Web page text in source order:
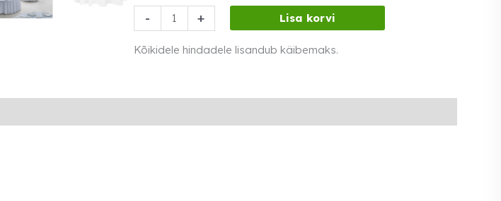
-
Laudlina
Ø250
valge
+ Lisa korvi
Kõikidele hindadele lisandub käibemaks.